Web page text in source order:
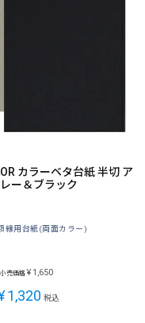
カラーベタ台紙 半切 ア
ー＆ブラック
縁用台紙(両面カラー)
売価格 ¥ 1,650
1,320 税込